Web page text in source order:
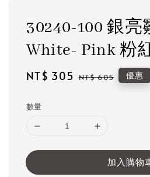
30240-100 銀
White- Pink 粉
Sale
NT$ 305 Regular
NT$ 605 優惠
數量
加入購物